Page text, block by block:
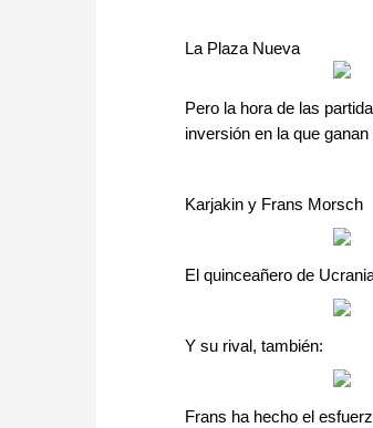
La Plaza Nueva
Pero la hora de las
inversión en la que
Karjakin y Frans Morsch
El quinceañero de
Y su rival, también:
Frans ha hecho el